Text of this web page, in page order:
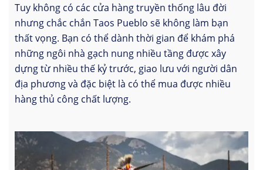
Tuy không có các cửa hàng truyền thống lâu đời
nhưng chắc chắn Taos Pueblo sẽ không làm bạn
thất vọng. Bạn có thể dành thời gian để khám phá
những ngôi nhà gạch nung nhiều tầng được xây
dựng từ nhiều thế kỷ trước, giao lưu với người dân
địa phương và đặc biệt là có thể mua được nhiều
hàng thủ công chất lượng.